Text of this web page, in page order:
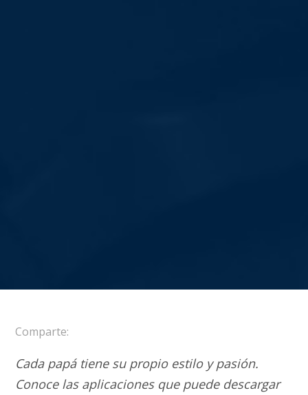
Comparte:
Cada papá tiene su propio estilo y pasión.
Conoce las aplicaciones que puede descargar